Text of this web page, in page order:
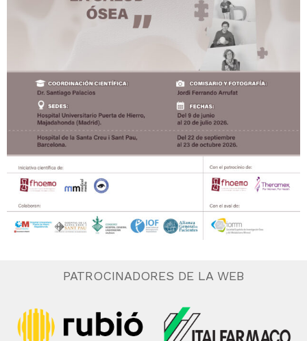
PATROCINADORES DE LA WEB